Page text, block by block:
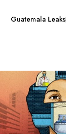
Guatemala Leaks